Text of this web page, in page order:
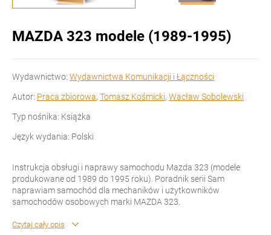
MAZDA 323 modele (1989-1995)
Wydawnictwo: Wydawnictwa Komunikacji i Łączności
Autor: Praca zbiorowa, Tomasz Kośmicki, Wacław Sobolewski
Typ nośnika: Książka
Język wydania: Polski
Instrukcja obsługi i naprawy samochodu Mazda 323 (modele
produkowane od 1989 do 1995 roku). Poradnik serii Sam
naprawiam samochód dla mechaników i użytkowników
samochodów osobowych marki MAZDA 323.
Czytaj cały opis